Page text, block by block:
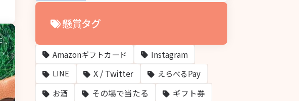
懸賞タグ
Amazonギフトカード Instagram
LINE X / Twitter
えらべるPay
お酒
その場で当たる ギフト券